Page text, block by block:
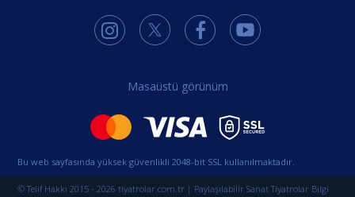
Masaüstü görünüm
Bu web sayfasında yüksek güvenlikli 2048-bit SSL kullanılmaktadır.
© Telif Hakkı 2015 - 2026 tiyatrolar.com.tr | Paylaşılabilir Sanat Tiyatrolar Bilgi